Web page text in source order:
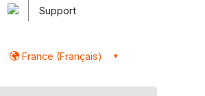
Support
France (Français)